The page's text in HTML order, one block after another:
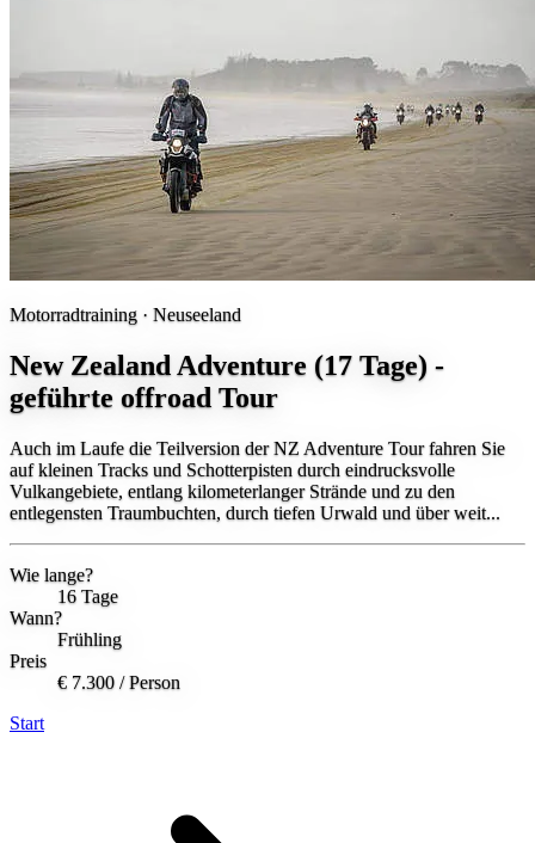
Motorradtraining · Neuseeland
New Zealand Adventure (17 Tage) -
geführte offroad Tour
Auch im Laufe die Teilversion der NZ Adventure Tour fahren Sie
auf kleinen Tracks und Schotterpisten durch eindrucksvolle
Vulkangebiete, entlang kilometerlanger Strände und zu den
entlegensten Traumbuchten, durch tiefen Urwald und über weit...
Wie lange?
16 Tage
Wann?
Frühling
Preis
€ 7.300 / Person
Start